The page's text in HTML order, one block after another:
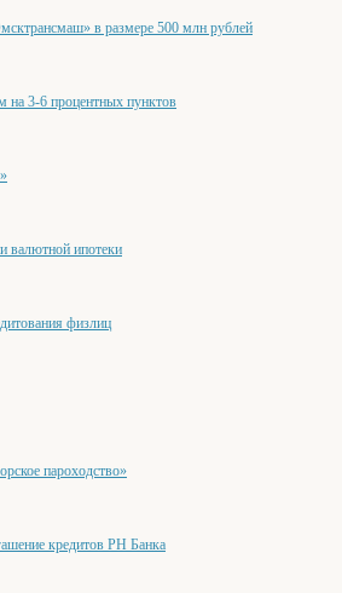
в размере 500 млн рублей
на 3-6 процентных пунктов
валютной ипотеки
физлиц
пароходство»
кредитов РН Банка